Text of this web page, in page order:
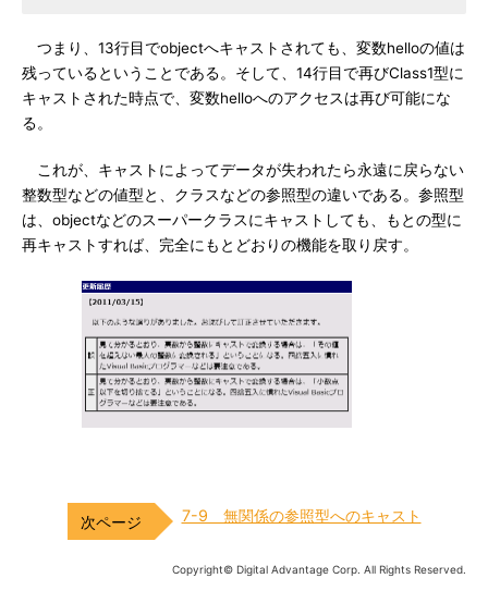
つまり、13行目でobjectへキャストされても、変数helloの値は
残っているということである。そして、14行目で再びClass1型に
キャストされた時点で、変数helloへのアクセスは再び可能にな
る。
これが、キャストによってデータが失われたら永遠に戻らない
整数型などの値型と、クラスなどの参照型の違いである。参照型
は、objectなどのスーパークラスにキャストしても、もとの型に
再キャストすれば、完全にもとどおりの機能を取り戻す。
7-9 無関係の参照型へのキャスト
Copyright© Digital Advantage Corp. All Rights Reserved.